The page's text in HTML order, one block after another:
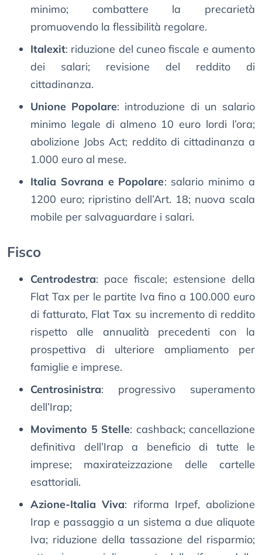
minimo; combattere la precarietà
promuovendo la flessibilità regolare.
Italexit: riduzione del cuneo fiscale e aumento
dei salari; revisione del reddito di
cittadinanza.
Unione Popolare: introduzione di un salario
minimo legale di almeno 10 euro lordi l’ora;
abolizione Jobs Act; reddito di cittadinanza a
1.000 euro al mese.
Italia Sovrana e Popolare: salario minimo a
1200 euro; ripristino dell’Art. 18; nuova scala
mobile per salvaguardare i salari.
Fisco
Centrodestra: pace fiscale; estensione della
Flat Tax per le partite Iva fino a 100.000 euro
di fatturato, Flat Tax su incremento di reddito
rispetto alle annualità precedenti con la
prospettiva di ulteriore ampliamento per
famiglie e imprese.
Centrosinistra: progressivo superamento
dell’Irap;
Movimento 5 Stelle: cashback; cancellazione
definitiva dell’Irap a beneficio di tutte le
imprese; maxirateizzazione delle cartelle
esattoriali.
Azione-Italia Viva: riforma Irpef, abolizione
Irap e passaggio a un sistema a due aliquote
Iva; riduzione della tassazione del risparmio;